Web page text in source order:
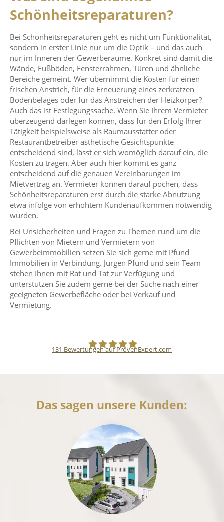
Schönheitsreparaturen?
Bei Schönheitsreparaturen geht es nicht um Funktionalität,
sondern in erster Linie nur um die Optik – und das auch
nur im Inneren der Gewerberäume. Konkret sind damit die
Wände, Fußböden, Fensterrahmen, Türen und ähnliche
Bereiche gemeint. Wer übernimmt die Kosten für einen
frischen Anstrich, für die Erneuerung eines zerkratzen
Bodenbelages oder für das Anstreichen der Heizkörper?
Auch das ist Festlegungssache. Wenn Sie Ihrem Vermieter
überzeugend darlegen können, dass für den Erfolg Ihrer
Tätigkeit beispielsweise als Raumausstatter oder
Restaurantbetreiber ästhetische Gesichtspunkte
entscheidend sind, lässt er sich womöglich darauf ein, die
Kosten zu tragen. Aber auch hier kommt es ganz
entscheidend auf die genauen Vereinbarungen im
Mietvertrag an. Vermieter können darauf pochen, dass
Schönheitsreparaturen erst durch die starke Abnutzung
etwa infolge von erhöhtem Kundenaufkommen notwendig
wurden.
Bei Unsicherheiten und Fragen zu Themen rund um die
Pflichten von Mietern und Vermietern von
Gewerbeimmobilien setzen Sie sich gerne mit Pfund
Immobilien in Verbindung. Jürgen Pfund und sein Team
stehen Ihnen mit Rat und Tat zur Verfügung und
unterstützen Sie zudem gerne bei der Suche nach einer
geeigneten Gewerbefläche oder bei Verkauf und
Vermietung.
Pfund Immobilien
131 Bewertungen auf ProvenExpert.com
Das sagen unsere Kunden: